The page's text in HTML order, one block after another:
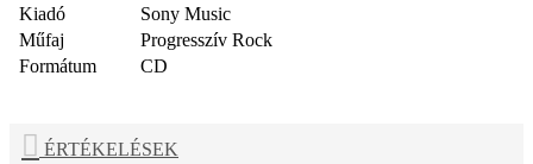
Kiadó
Sony Music
Műfaj
Progresszív Rock
Formátum
CD
ÉRTÉKELÉSEK